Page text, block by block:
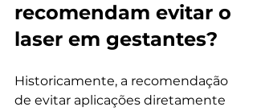
recomendam evitar o
laser em gestantes?
Historicamente, a recomendação
de evitar aplicações diretamente